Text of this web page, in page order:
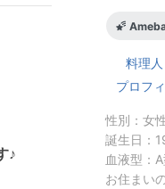
♪
料理
プロフ
性別： 女
誕生日：
血液型：
お住まい